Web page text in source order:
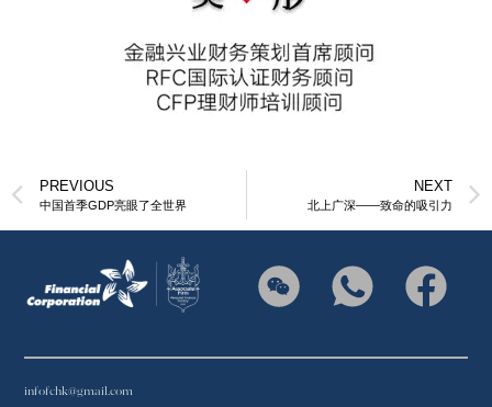
PREVIOUS
中国首季GDP亮眼了全世界
NEXT
北上广深——致命的吸引力
infofchk@gmail.com